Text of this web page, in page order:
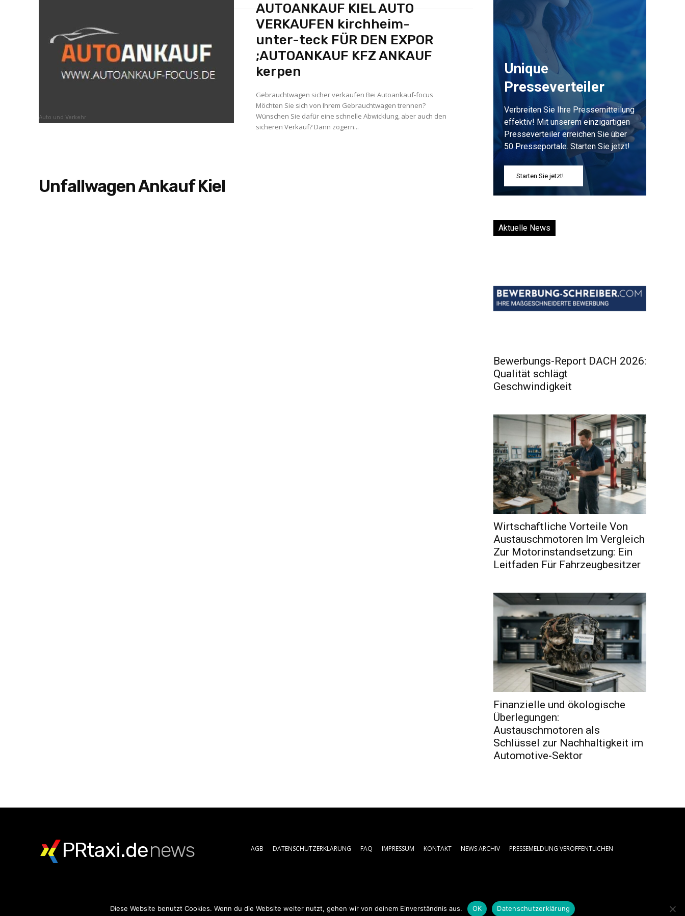
Auto und Verkehr
AUTOANKAUF KIEL AUTO
VERKAUFEN kirchheim-
unter-teck FÜR DEN EXPOR
;AUTOANKAUF KFZ ANKAUF
kerpen
Gebrauchtwagen sicher verkaufen Bei Autoankauf-focus
Möchten Sie sich von Ihrem Gebrauchtwagen trennen?
Wünschen Sie dafür eine schnelle Abwicklung, aber auch den
sicheren Verkauf? Dann zögern...
Unfallwagen Ankauf Kiel
Unique
Presseverteiler
Verbreiten Sie Ihre Pressemitteilung
effektiv! Mit unserem einzigartigen
Presseverteiler erreichen Sie über
50 Presseportale. Starten Sie jetzt!
Starten Sie jetzt!
Aktuelle News
Bewerbungs-Report DACH 2026:
Qualität schlägt
Geschwindigkeit
Wirtschaftliche Vorteile Von
Austauschmotoren Im Vergleich
Zur Motorinstandsetzung: Ein
Leitfaden Für Fahrzeugbesitzer
Finanzielle und ökologische
Überlegungen:
Austauschmotoren als
Schlüssel zur Nachhaltigkeit im
Automotive-Sektor
PRtaxi.denews AGB DATENSCHUTZERKLÄRUNG FAQ IMPRESSUM KONTAKT NEWS ARCHIV PRESSEMELDUNG VERÖFFENTLICHEN
Diese Website benutzt Cookies. Wenn du die Website weiter nutzt, gehen wir von deinem Einverständnis aus. OK Datenschutzerklärung